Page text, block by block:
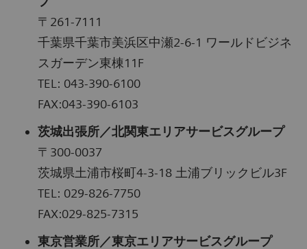
〒261-7111
千葉県千葉市美浜区中瀬2-6-1 ワールドビジネ
スガーデン東棟11F
TEL: 043-390-6100
FAX:043-390-6103
茨城出張所／北関東エリアサービスグループ
〒300-0037
茨城県土浦市桜町4-3-18 土浦ブリックビル3F
TEL: 029-826-7750
FAX:029-825-7315
東京営業所／東京エリアサービスグループ